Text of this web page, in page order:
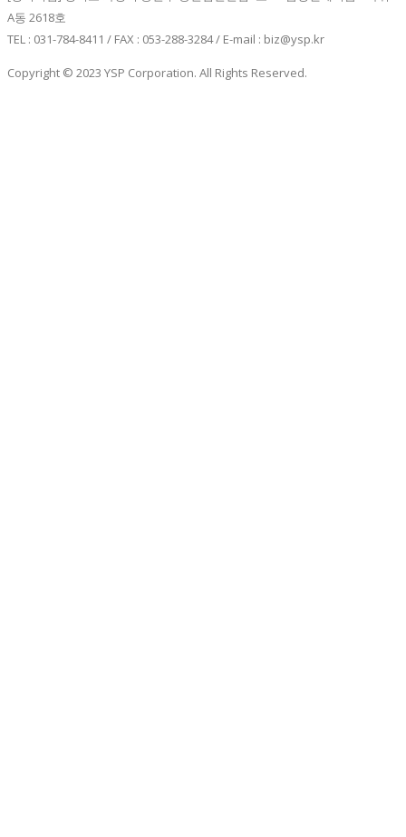
A동 2618호
TEL : 031-784-8411 / FAX : 053-288-3284 / E-mail : biz@ysp.kr
Copyright © 2023 YSP Corporation. All Rights Reserved.